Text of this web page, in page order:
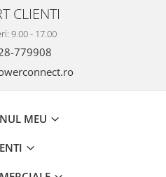
CLIENTI
9.00 - 17.00
779908
MEU